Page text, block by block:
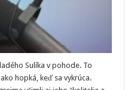
Sulíka v pohode. To
hopká, keď sa vykrúca.